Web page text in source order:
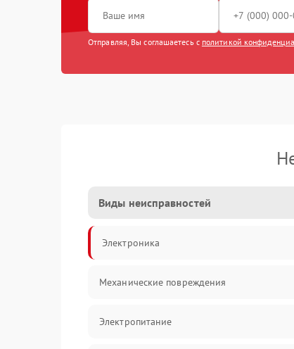
Отправляя, Вы соглашаетесь с политикой
Виды неисправностей
Электроника
Механические повреждения
Электропитание